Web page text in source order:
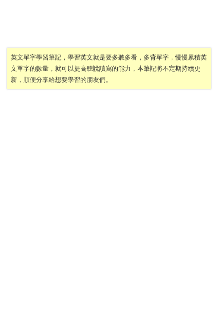
英文單字學習筆記，學習英文就是要多聽多看，多背單字，慢慢累積英
文單字的數量，就可以提高聽說讀寫的能力，本筆記將不定期持續更
新，順便分享給想要學習的朋友們。